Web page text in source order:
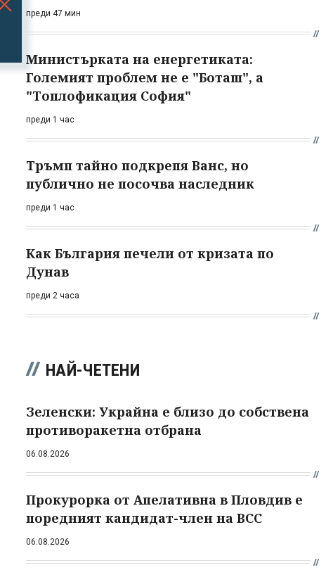
преди 47 мин
Министърката на енергетиката:
Големият проблем не е "Боташ", а
"Топлофикация София"
преди 1 час
Тръмп тайно подкрепя Ванс, но
публично не посочва наследник
преди 1 час
Как България печели от кризата по
Дунав
преди 2 часа
НАЙ-ЧЕТЕНИ
Зеленски: Украйна е близо до собствена
противоракетна отбрана
06.08.2026
Прокурорка от Апелативна в Пловдив е
поредният кандидат-член на ВСС
06.08.2026